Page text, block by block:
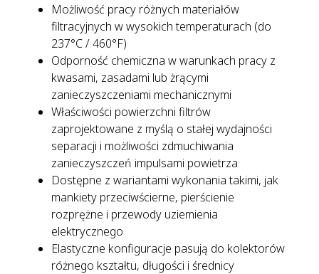
Możliwość pracy różnych materiałów
filtracyjnych w wysokich temperaturach (do
237°C / 460°F)
Odporność chemiczna w warunkach pracy z
kwasami, zasadami lub żrącymi
zanieczyszczeniami mechanicznymi
Właściwości powierzchni filtrów
zaprojektowane z myślą o stałej wydajności
separacji i możliwości zdmuchiwania
zanieczyszczeń impulsami powietrza
Dostępne z wariantami wykonania takimi, jak
mankiety przeciwścierne, pierścienie
rozprężne i przewody uziemienia
elektrycznego
Elastyczne konfiguracje pasują do kolektorów
różnego kształtu, długości i średnicy